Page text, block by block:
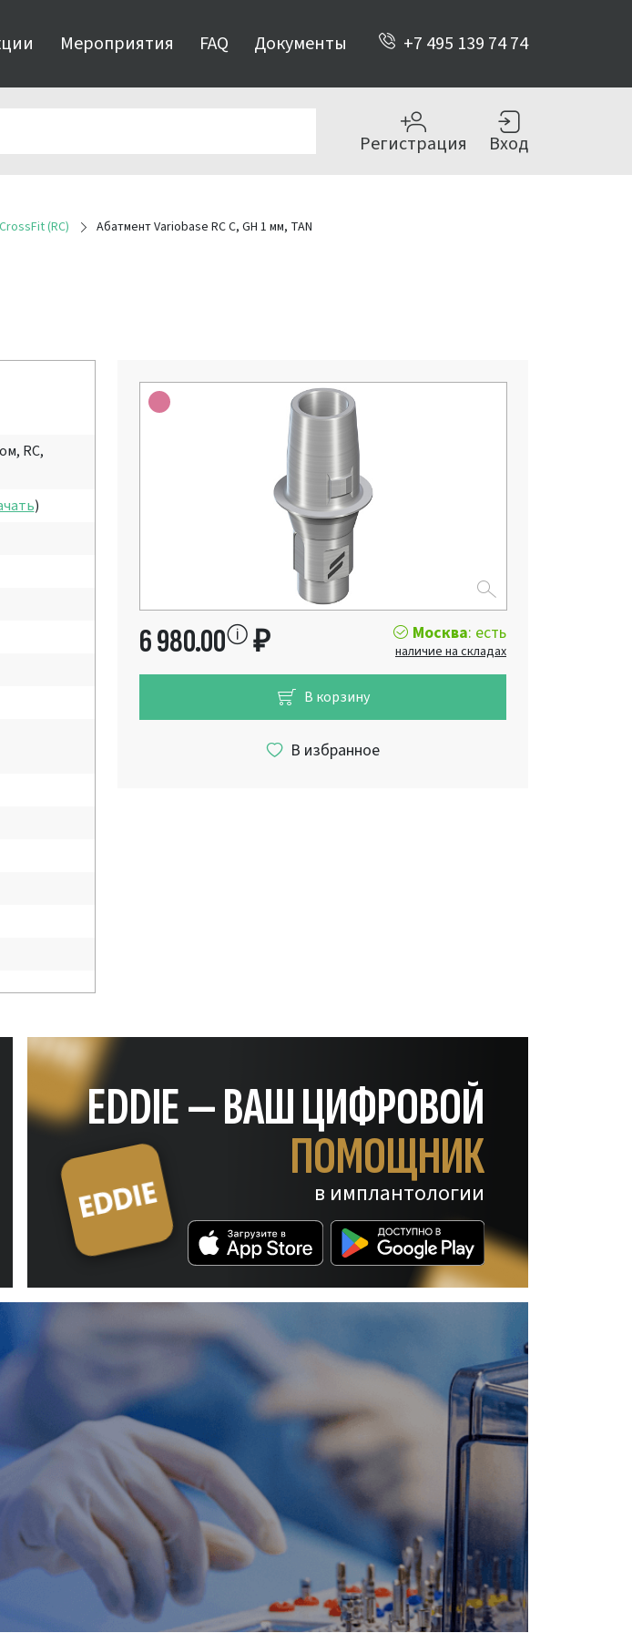
Мероприятия FAQ Документы +7 495 139 74 74
Регистрация Вход
(RC) Абатмент Variobase RC C, GH 1 мм, TAN
RC,
)
6 980.00 ₽ Москва: есть
наличие на складах
В корзину
EDDIE — ВАШ ЦИФРОВОЙ
ПОМОЩНИК
в имплантологии